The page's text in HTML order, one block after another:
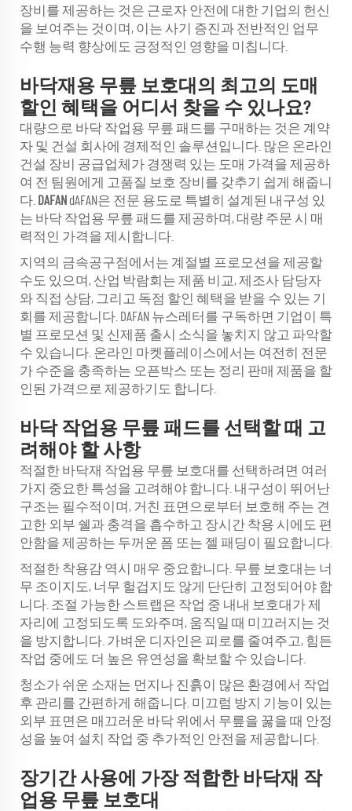
장비를 제공하는 것은 근로자 안전에 대한 기업의 헌신
을 보여주는 것이며, 이는 사기 증진과 전반적인 업무
수행 능력 향상에도 긍정적인 영향을 미칩니다.
바닥재용 무릎 보호대의 최고의 도매
할인 혜택을 어디서 찾을 수 있나요?
대량으로 바닥 작업용 무릎 패드를 구매하는 것은 계약
자 및 건설 회사에 경제적인 솔루션입니다. 많은 온라인
건설 장비 공급업체가 경쟁력 있는 도매 가격을 제공하
여 전 팀원에게 고품질 보호 장비를 갖추기 쉽게 해줍니
다. DAFAN dAFAN은 전문 용도로 특별히 설계된 내구성 있
는 바닥 작업용 무릎 패드를 제공하며, 대량 주문 시 매
력적인 가격을 제시합니다.
지역의 금속공구점에서는 계절별 프로모션을 제공할
수도 있으며, 산업 박람회는 제품 비교, 제조사 담당자
와 직접 상담, 그리고 독점 할인 혜택을 받을 수 있는 기
회를 제공합니다. DAFAN 뉴스레터를 구독하면 기업이 특
별 프로모션 및 신제품 출시 소식을 놓치지 않고 파악할
수 있습니다. 온라인 마켓플레이스에서는 여전히 전문
가 수준을 충족하는 오픈박스 또는 정리 판매 제품을 할
인된 가격으로 제공하기도 합니다.
바닥 작업용 무릎 패드를 선택할 때 고
려해야 할 사항
적절한 바닥재 작업용 무릎 보호대를 선택하려면 여러
가지 중요한 특성을 고려해야 합니다. 내구성이 뛰어난
구조는 필수적이며, 거친 표면으로부터 보호해 주는 견
고한 외부 쉘과 충격을 흡수하고 장시간 착용 시에도 편
안함을 제공하는 두꺼운 폼 또는 젤 패딩이 필요합니다.
적절한 착용감 역시 매우 중요합니다. 무릎 보호대는 너
무 조이지도, 너무 헐겁지도 않게 단단히 고정되어야 합
니다. 조절 가능한 스트랩은 작업 중 내내 보호대가 제
자리에 고정되도록 도와주며, 움직일 때 미끄러지는 것
을 방지합니다. 가벼운 디자인은 피로를 줄여주고, 힘든
작업 중에도 더 높은 유연성을 확보할 수 있습니다.
청소가 쉬운 소재는 먼지나 진흙이 많은 환경에서 작업
후 관리를 간편하게 해줍니다. 미끄럼 방지 기능이 있는
외부 표면은 매끄러운 바닥 위에서 무릎을 꿇을 때 안정
성을 높여 설치 작업 중 추가적인 안전을 제공합니다.
장기간 사용에 가장 적합한 바닥재 작
업용 무릎 보호대